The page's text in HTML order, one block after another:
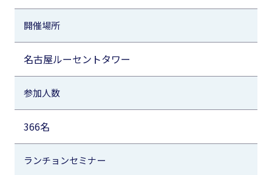
開催場所
名古屋ルーセントタワー
参加人数
366名
ランチョンセミナー